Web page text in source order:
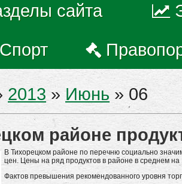
сайта
Спорт
2013 » Июнь » 06
районе
В Тихорецком районе по перечню социально
цен. Цены на ряд продуктов в районе в среднем
Фактов превышения рекомендованного уровня